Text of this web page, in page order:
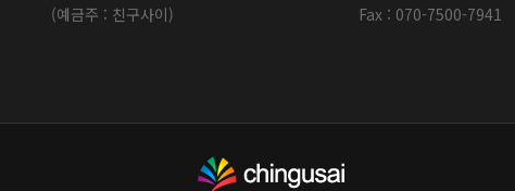
(예금주 : 친구사이) Fax : 070-7500-7941